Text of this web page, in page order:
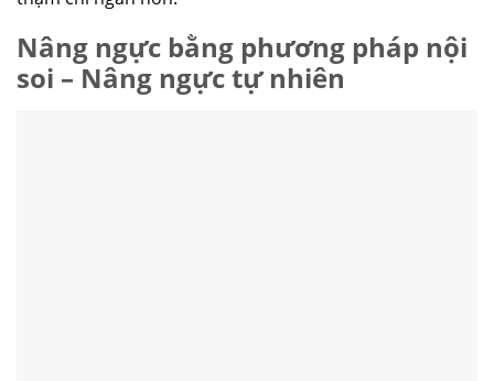
Nâng ngực bằng phương pháp nội
soi – Nâng ngực tự nhiên